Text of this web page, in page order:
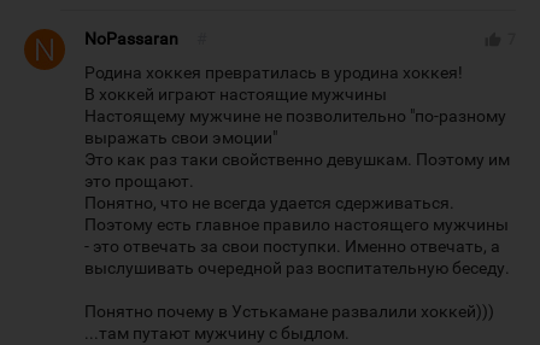
NoPassaran
Родина хоккея превратилась в уродина хоккея!
В хоккей играют настоящие мужчины
Настоящему мужчине не позволительно "по-разному
выражать свои эмоции"
Это как раз таки свойственно девушкам. Поэтому им
это прощают.
Понятно, что не всегда удается сдерживаться.
Поэтому есть главное правило настоящего мужчины
- это отвечать за свои поступки. Именно отвечать, а
выслушивать очередной раз воспитательную беседу.
Понятно почему в Устькамане развалили хоккей)))
...там путают мужчину с быдлом.